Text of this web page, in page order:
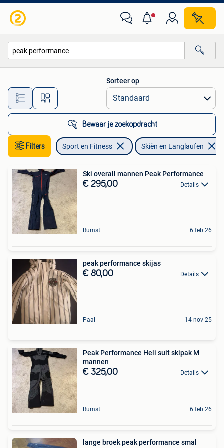
Alle afstanden…
Sorteer op
Bewaar je zoekopdracht
Filters Sport en Fitness Skiën en Langlaufen
Ski overall mannen Peak Performance
€ 295,00 Details
Rumst 6 feb 26
peak performance skijas
€ 80,00 Details
Paal 14 nov 25
Peak Performance Heli suit skipak M
mannen
€ 325,00 Details
Rumst 6 feb 26
lange broek peak performance smal